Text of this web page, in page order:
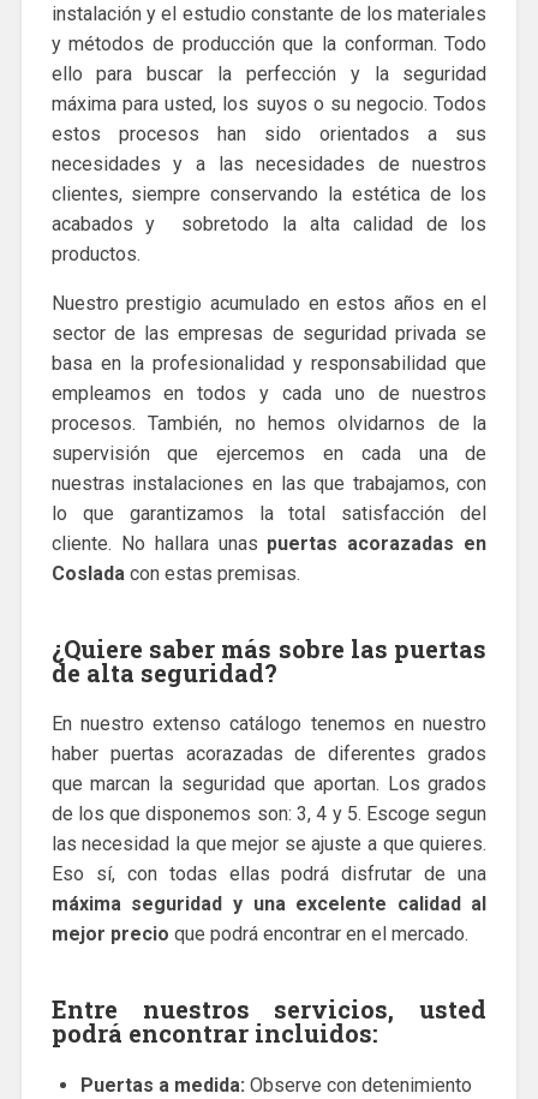
instalación y el estudio constante de los materiales
y métodos de producción que la conforman. Todo
ello para buscar la perfección y la seguridad
máxima para usted, los suyos o su negocio. Todos
estos procesos han sido orientados a sus
necesidades y a las necesidades de nuestros
clientes, siempre conservando la estética de los
acabados y sobretodo la alta calidad de los
productos.
Nuestro prestigio acumulado en estos años en el
sector de las empresas de seguridad privada se
basa en la profesionalidad y responsabilidad que
empleamos en todos y cada uno de nuestros
procesos. También, no hemos olvidarnos de la
supervisión que ejercemos en cada una de
nuestras instalaciones en las que trabajamos, con
lo que garantizamos la total satisfacción del
cliente. No hallara unas puertas acorazadas en
Cosladacon estas premisas.
¿Quiere saber más sobre las puertas
de alta seguridad?
En nuestro extenso catálogo tenemos en nuestro
haber puertas acorazadas de diferentes grados
que marcan la seguridad que aportan. Los grados
de los que disponemos son: 3, 4 y 5. Escoge segun
las necesidad la que mejor se ajuste a que quieres.
Eso sí, con todas ellas podrá disfrutar de una
máxima seguridad y una excelente calidad al
mejor precio que podrá encontrar en el mercado.
Entre nuestros servicios, usted
podrá encontrar incluidos:
Puertas a medida: Observe con detenimiento